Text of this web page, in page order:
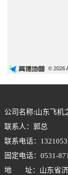
公司名称:山东飞机
联系人：郭总
联系电话：
固定电话：0531-
地 址：山东省济